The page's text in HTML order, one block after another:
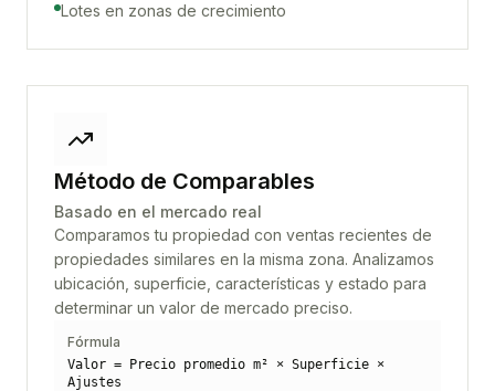
Lotes en zonas de crecimiento
Método de Comparables
Basado en el mercado real
Comparamos tu propiedad con ventas recientes de
propiedades similares en la misma zona. Analizamos
ubicación, superficie, características y estado para
determinar un valor de mercado preciso.
Fórmula
Valor = Precio promedio m² × Superficie ×
Ajustes